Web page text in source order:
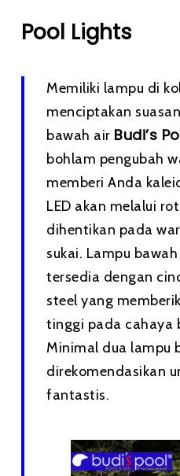
Pool Lights
Memiliki lampu di
menciptakan
bawah air Budi’s
bohlam pengubah
memberi Anda
LED akan melalui
dihentikan pada
sukai. Lampu
tersedia dengan
steel yang
tinggi pada cahaya
Minimal dua lampu
direkomendasikan
fantastis.